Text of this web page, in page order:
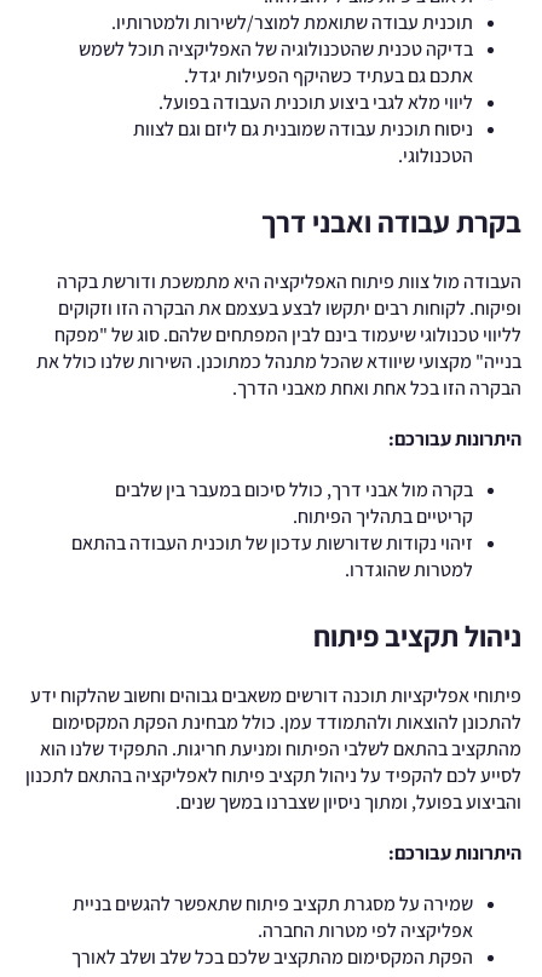
תוכנית עבודה שתואמת למוצר/לשירות ולמטרותיו.
בדיקה טכנית שהטכנולוגיה של האפליקציה תוכל לשמש
אתכם גם בעתיד כשהיקף הפעילות יגדל.
ליווי מלא לגבי ביצוע תוכנית העבודה בפועל.
ניסוח תוכנית עבודה שמובנית גם ליזם וגם לצוות
הטכנולוגי.
בקרת עבודה ואבני דרך
העבודה מול צוות פיתוח האפליקציה היא מתמשכת ודורשת בקרה
ופיקוח. לקוחות רבים יתקשו לבצע בעצמם את הבקרה הזו וזקוקים
לליווי טכנולוגי שיעמוד בינם לבין המפתחים שלהם. סוג של "מפקח
בנייה" מקצועי שיוודא שהכל מתנהל כמתוכנן. השירות שלנו כולל את
הבקרה הזו בכל אחת ואחת מאבני הדרך.
היתרונות עבורכם:
בקרה מול אבני דרך, כולל סיכום במעבר בין שלבים
קריטיים בתהליך הפיתוח.
זיהוי נקודות שדורשות עדכון של תוכנית העבודה בהתאם
למטרות שהוגדרו.
ניהול תקציב פיתוח
פיתוחי אפליקציות תוכנה דורשים משאבים גבוהים וחשוב שהלקוח ידע
להתכונן להוצאות ולהתמודד עמן. כולל מבחינת הפקת המקסימום
מהתקציב בהתאם לשלבי הפיתוח ומניעת חריגות. התפקיד שלנו הוא
לסייע לכם להקפיד על ניהול תקציב פיתוח לאפליקציה בהתאם לתכנון
והביצוע בפועל, ומתוך ניסיון שצברנו במשך שנים.
היתרונות עבורכם:
שמירה על מסגרת תקציב פיתוח שתאפשר להגשים בניית
אפליקציה לפי מטרות החברה.
הפקת המקסימום מהתקציב שלכם בכל שלב ושלב לאורך